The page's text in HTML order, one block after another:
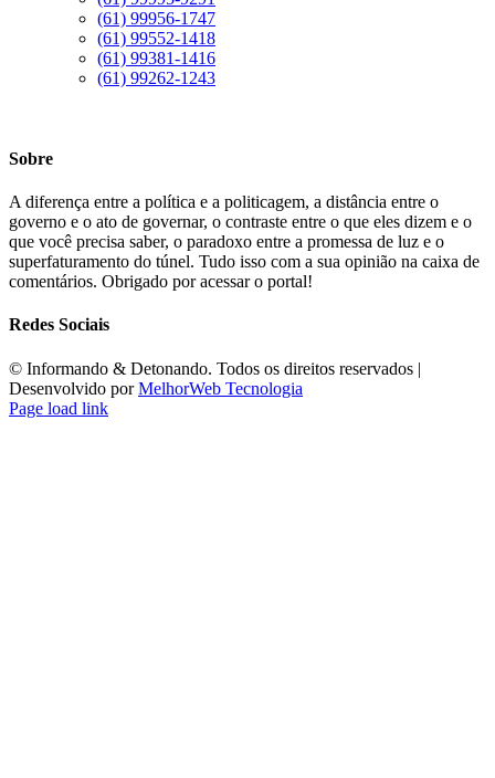
(61) 99956-1747
(61) 99552-1418
(61) 99381-1416
(61) 99262-1243
Sobre
A diferença entre a política e a politicagem, a distância entre o
governo e o ato de governar, o contraste entre o que eles dizem e o
que você precisa saber, o paradoxo entre a promessa de luz e o
superfaturamento do túnel. Tudo isso com a sua opinião na caixa de
comentários. Obrigado por acessar o portal!
Redes Sociais
©️ Informando & Detonando. Todos os direitos reservados |
Desenvolvido porMelhorWeb Tecnologia
Page load link